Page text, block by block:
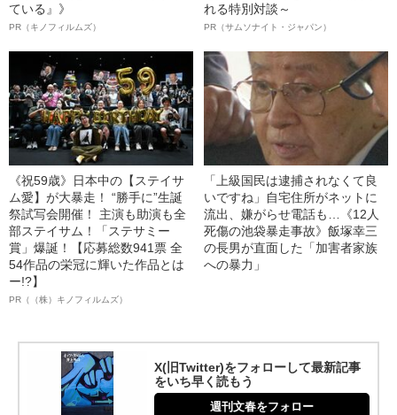
ている』》
PR（キノフィルムズ）
れる特別対談～
PR（サムソナイト・ジャパン）
《祝59歳》日本中の【ステイサ
ム愛】が大暴走！ “勝手に”生誕
祭試写会開催！ 主演も助演も全
部ステイサム！「ステサミー
賞」爆誕！【応募総数941票 全
54作品の栄冠に輝いた作品とは
ー!?】
PR（（株）キノフィルムズ）
「上級国民は逮捕されなくて良
いですね」自宅住所がネットに
流出、嫌がらせ電話も…《12人
死傷の池袋暴走事故》飯塚幸三
の長男が直面した「加害者家族
への暴力」
X(旧Twitter)をフォローして最新記事
をいち早く読もう
週刊文春をフォロー